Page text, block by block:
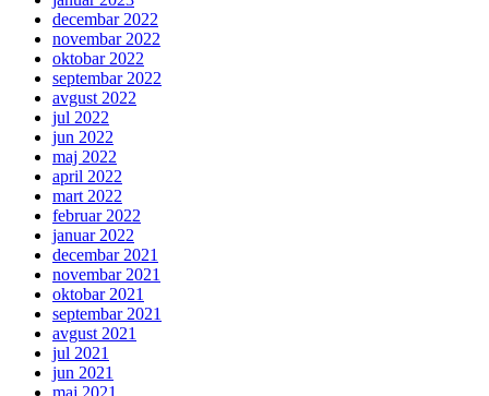
decembar 2022
novembar 2022
oktobar 2022
septembar 2022
avgust 2022
jul 2022
jun 2022
maj 2022
april 2022
mart 2022
februar 2022
januar 2022
decembar 2021
novembar 2021
oktobar 2021
septembar 2021
avgust 2021
jul 2021
jun 2021